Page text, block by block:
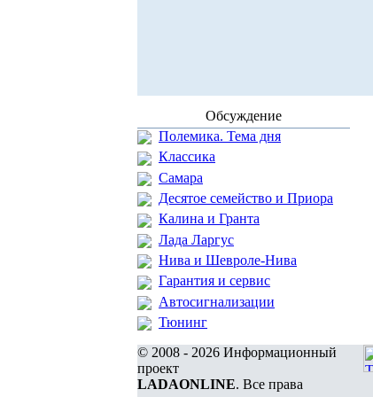
Обсуждение
Полемика. Тема дня
Классика
Самара
Десятое семейство и Приора
Калина и Гранта
Лада Ларгус
Нива и Шевроле-Нива
Гарантия и сервис
Автосигнализации
Тюнинг
© 2008 - 2026 Информационный
проект
LADAONLINE. Все права